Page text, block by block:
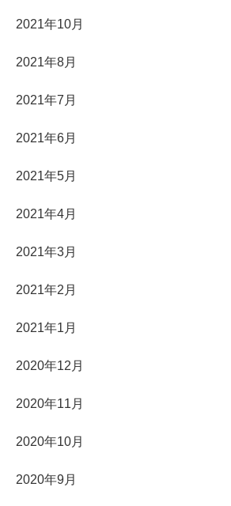
2021年10月
2021年8月
2021年7月
2021年6月
2021年5月
2021年4月
2021年3月
2021年2月
2021年1月
2020年12月
2020年11月
2020年10月
2020年9月